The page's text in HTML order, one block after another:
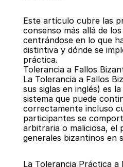
Este artículo cubre las
consenso más allá de
centrándose en lo que
distintiva y dónde se
práctica.
Tolerancia a Fallos
La Tolerancia a Fallos
sus siglas en inglés) es
sistema que puede
correctamente incluso
participantes se
arbitraria o maliciosa, el
generales bizantinos en
La Tolerancia Práctica a